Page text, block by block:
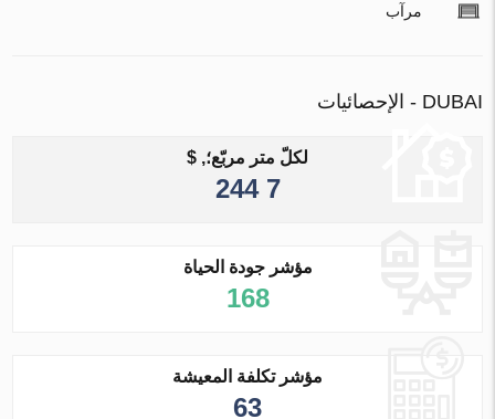
مرآب
DUBAI - الإحصائيات
لكلّ متر مربّع؛, $
7 244
مؤشر جودة الحياة
168
مؤشر تكلفة المعيشة
63